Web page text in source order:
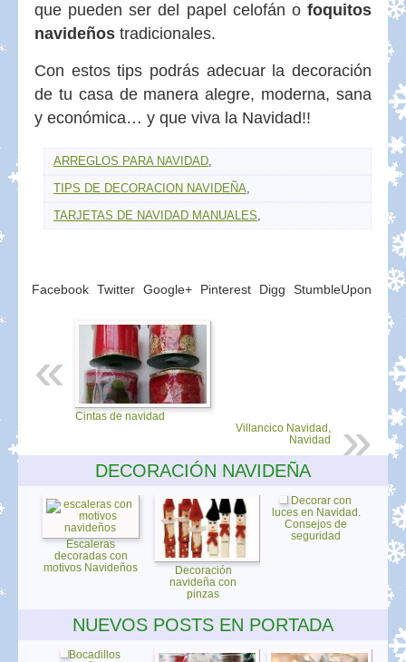
que pueden ser del papel celofán o foquitos
navideños tradicionales.
Con estos tips podrás adecuar la decoración
de tu casa de manera alegre, moderna, sana
y económica… y que viva la Navidad!!
ARREGLOS PARA NAVIDAD
TIPS DE DECORACION NAVIDEÑA
TARJETAS DE NAVIDAD MANUALES
Facebook Twitter Google+ Pinterest Digg StumbleUpon
Cintas de navidad
Villancico Navidad,
Navidad
DECORACIÓN NAVIDEÑA
Escaleras
decoradas con
motivos Navideños
Decoración
navideña con
pinzas
Decorar con
luces en Navidad.
Consejos de
seguridad
NUEVOS POSTS EN PORTADA
Bocadillos